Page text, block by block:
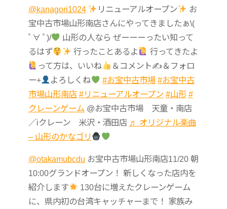
@kanagori1024 リニューアルオープン
お
宝中古市場山形南店さんにやってきましたぁ\(
ﾟ∀ ﾟ)/
山形の人なら ぜーーーったい知って
るはず
行ったことあるよ
行ってきたよ
って方は、いいね
＆コメント✍ ＆フォロ
ー+
よろしくね #お宝中古市場 #お宝中古
市場山形南店 #リニューアルオープン #山形 #
クレーンゲーム @お宝中古市場 天童・南店
／iクレーン 米沢・酒田店 ♬ オリジナル楽曲
– 山形のかなゴリ
@otakamubcdu お宝中古市場山形南店11/20 朝
10:00グランドオープン！ 新しくなった店内を
紹介します
130台に増えたクレーンゲーム
に、県内初の台湾キャッチャーまで！ 家族み